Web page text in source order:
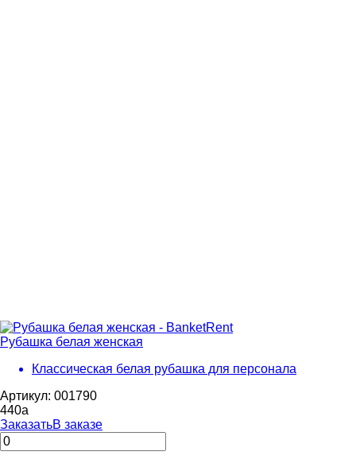
Рубашка белая женская
Классическая белая рубашка для персонала
Артикул: 001790
440a
ЗаказатьВ заказе